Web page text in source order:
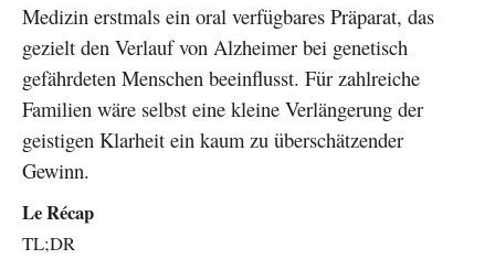
Medizin erstmals ein oral verfügbares Präparat, das
gezielt den Verlauf von Alzheimer bei genetisch
gefährdeten Menschen beeinflusst. Für zahlreiche
Familien wäre selbst eine kleine Verlängerung der
geistigen Klarheit ein kaum zu überschätzender
Gewinn.
Le Récap
TL;DR